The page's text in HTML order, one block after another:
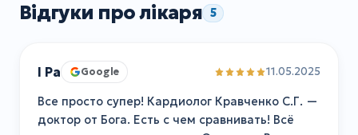
Відгуки про лікаря 5
I Ра Google 11.05.2025
Все просто супер! Кардиолог Кравченко С.Г. —
доктор от Бога. Есть с чем сравнивать! Всё